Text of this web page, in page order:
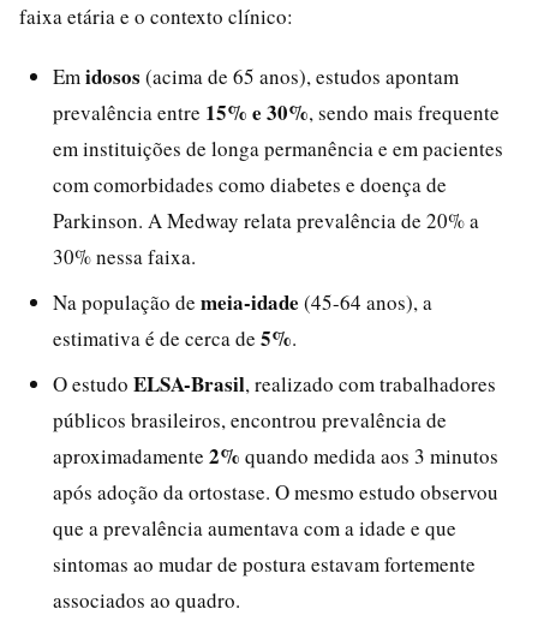
faixa etária e o contexto clínico:
Em idosos (acima de 65 anos), estudos apontam
prevalência entre 15% e 30%, sendo mais frequente
em instituições de longa permanência e em pacientes
com comorbidades como diabetes e doença de
Parkinson. A Medway relata prevalência de 20% a
30% nessa faixa.
Na população de meia-idade (45-64 anos), a
estimativa é de cerca de 5%.
O estudo ELSA-Brasil, realizado com trabalhadores
públicos brasileiros, encontrou prevalência de
aproximadamente 2% quando medida aos 3 minutos
após adoção da ortostase. O mesmo estudo observou
que a prevalência aumentava com a idade e que
sintomas ao mudar de postura estavam fortemente
associados ao quadro.